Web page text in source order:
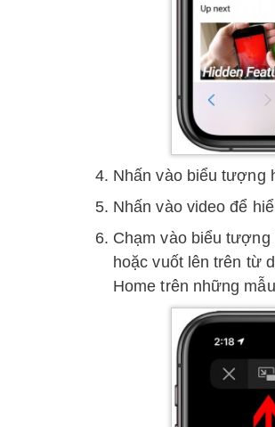
Nhấn vào biểu tượng
Nhấn vào video để
Chạm vào biểu
hoặc vuốt lên trên từ
Home trên những